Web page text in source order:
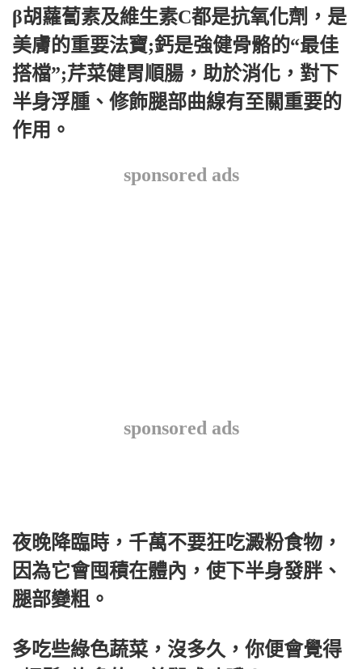
β胡蘿蔔素及維生素C都是抗氧化劑，是
美膚的重要法寶;鈣是強健骨骼的“最佳
搭檔”;芹菜健胃順腸，助於消化，對下
半身浮腫、修飾腿部曲線有至關重要的
作用。
sponsored ads
sponsored ads
夜晚降臨時，千萬不要狂吃澱粉食物，
因為它會囤積在體內，使下半身發胖、
腿部變粗。
多吃些綠色蔬菜，沒多久，你便會覺得